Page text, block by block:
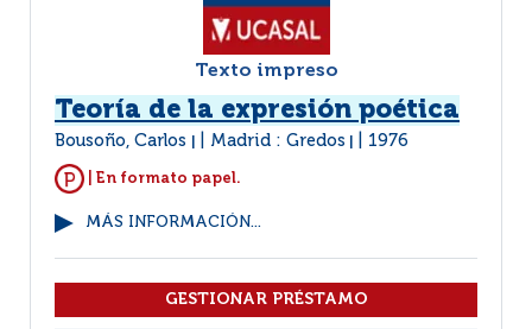
Texto impreso
Teoría de la expresión poética
Bousoño, Carlos Madrid : Gredos 1976
| En formato papel.
MÁS INFORMACIÓN...